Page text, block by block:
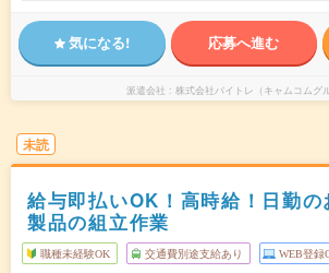
気になる! 応募へ進む
派遣会社 株式会社バイトレ（キャムコムグ
未読
給与即払いOK！高時給！日勤の
製品の組立作業
職種未経験OK 交通費別途支給あり WEB登録